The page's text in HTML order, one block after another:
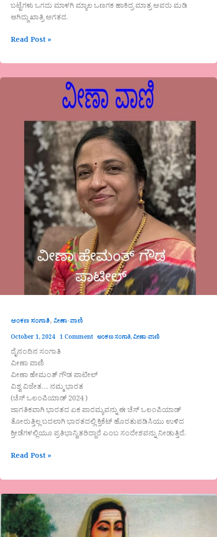
ಬಟ್ಟೆಗಳು ಒಗದು ಮಾಳಗಿ ಮ್ಯಾಲ ಒಣಗಕ ಹಾಕಿದ್ರ ಮಾತ್ರ ಅವರು ಮಡಿ
ಆಗಿದ್ದು ಖಾತ್ರಿ ಅಗತದ.
Read Post »
ಅಂಕಣ ಸಂಗಾತಿ, ವೀಣಾ-ವಾಣಿ
October 1, 2024 1 Comment ಅಂಕಣ ಸಂಗಾತಿ,ವೀಣಾ-ವಾಣಿ
ದೈನಂದಿನ ಸಂಗಾತಿ
ವೀಣಾ ವಾಣಿ
ವೀಣಾ ಹೇಮಂತ್ ಗೌಡ ಪಾಟೀಲ್
ವಿಶ್ವ ವಿಜೇತ…. ನಮ್ಮ ಭಾರತ
(ಚೆಸ್ ಒಲಂಪಿಯಾಡ್ 2024 )
ಜಾಗತಿಕವಾಗಿ ಭಾರತದ ಏಕ ಪಾರಮ್ಯವನ್ನು ಈ ಚೆಸ್ ಒಲಂಪಿಯಾಡ್
ತೋರುತ್ತಿಲ್ಲ ಬದಲಾಗಿ ಭಾರತದಲ್ಲಿ ಕ್ರಿಕೆಟ್ ಹೊರತುಪಡಿಸಿಯು ಉಳಿದ
ಕ್ರೀಡೆಗಳಲ್ಲಿಯೂ ಪ್ರತಿಭಾನ್ವಿತರಿದ್ದಾರೆ ಎಂಬ ಸಂದೇಶವನ್ನು ನೀಡುತ್ತಿದೆ.
Read Post »
ಸಾವಿಲ್ಲದ
ಶರಣರು
ಮಾಲಿಕೆ-‘ಜ್ಞಾನ
ಜ್ಯೋತಿ